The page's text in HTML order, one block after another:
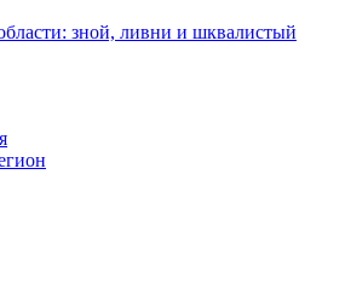
зной, ливни и шквалистый